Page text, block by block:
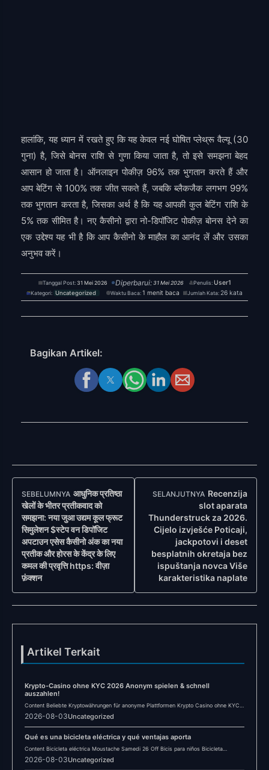
हालांकि, यह ध्यान में रखते हुए कि यह केवल नई घोषित प्लेथ्रू वैल्यू (30
गुना) है, जिसे बोनस राशि से गुणा किया जाता है, तो इसे समझना बेहद
आसान हो जाता है। ऑनलाइन पोकीज़ 96% तक भुगतान करते हैं और
आप बेटिंग से 100% तक जीत सकते हैं, जबकि ब्लैकजैक लगभग 99%
तक भुगतान करता है, जिसका अर्थ है कि यह आपकी कुल बेटिंग राशि के
5% तक सीमित है। नए कैसीनो द्वारा नो-डिपॉजिट पोकीज़ बोनस देने का
एक उद्देश्य यह भी है कि आप कैसीनो के माहौल का आनंद लें और उसका
अनुभव करें।
Tanggal Post: 31 Mei 2026 Diperbarui: 31 Mei 2026 Penulis: User1
Kategori: Uncategorized Waktu Baca:1 menit baca Jumlah Kata:26 kata
Bagikan Artikel:
Navigasi
Post
SEBELUMNYA आधुनिक प्रतिष्ठा
खेलों के भीतर प्रतीकवाद को
समझना: नया जुआ उद्यम कूल फ्रूट
सिमुलेशन $स्टेप वन डिपॉजिट
अपटाउन एसेस कैसीनो अंक का नया
प्रतीक और होरस के केंद्र के लिए
कमल की प्रवृत्ति https: वीज़ा
फ़ंक्शन
SELANJUTNYA Recenzija
slot aparata
Thunderstruck za 2026.
Cijelo izvješće Poticaji,
jackpotovi i deset
besplatnih okretaja bez
ispuštanja novca Više
karakteristika naplate
Artikel Terkait
Krypto-Casino ohne KYC 2026 Anonym spielen & schnell
auszahlen!
Content Beliebte Kryptowährungen für anonyme Plattformen Krypto Casino ohne KYC
2026-08-03Uncategorized
Qué es una bicicleta eléctrica y qué ventajas aporta
Content Bicicleta eléctrica Moustache Samedi 26 Off Bicis para niños Bicicleta
2026-08-03Uncategorized